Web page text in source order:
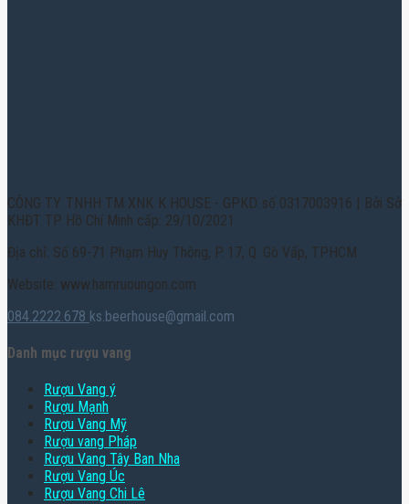
CÔNG TY TNHH TM XNK K HOUSE - GPKD số 0317003916 | Bởi Sở
KHĐT TP. Hồ Chí Minh cấp: 29/10/2021
Địa chỉ: Số 69-71 Phạm Huy Thông, P. 17, Q. Gò Vấp, TPHCM
Website: www.hamruoungon.com
084.2222.678 ks.beerhouse@gmail.com
Danh mục rượu vang
Rượu Vang ý
Rượu Mạnh
Rượu Vang Mỹ
Rượu vang Pháp
Rượu Vang Tây Ban Nha
Rượu Vang Úc
Rượu Vang Chi Lê